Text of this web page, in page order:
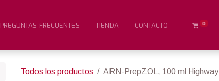
PREGUNTAS FRECUENTES TIENDA CONTACTO 0
Todos los productos ARN-PrepZOL, 100 ml Highway